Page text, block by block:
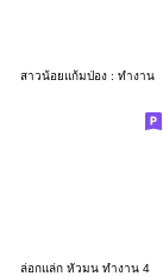
สาวน้อยแก้มป่อง : ทำงาน
ล่อกแล่ก หัวมน ทำงาน 4